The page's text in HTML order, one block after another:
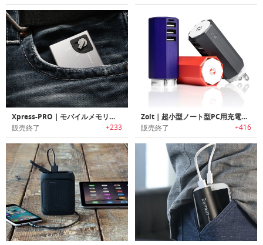
Xpress-PRO｜モバイルメモリー/充電ステーション「エクスプレスプロ」
販売終了 +233
Zolt｜超小型ノート型PC用充電器 ゾルト
販売終了 +416